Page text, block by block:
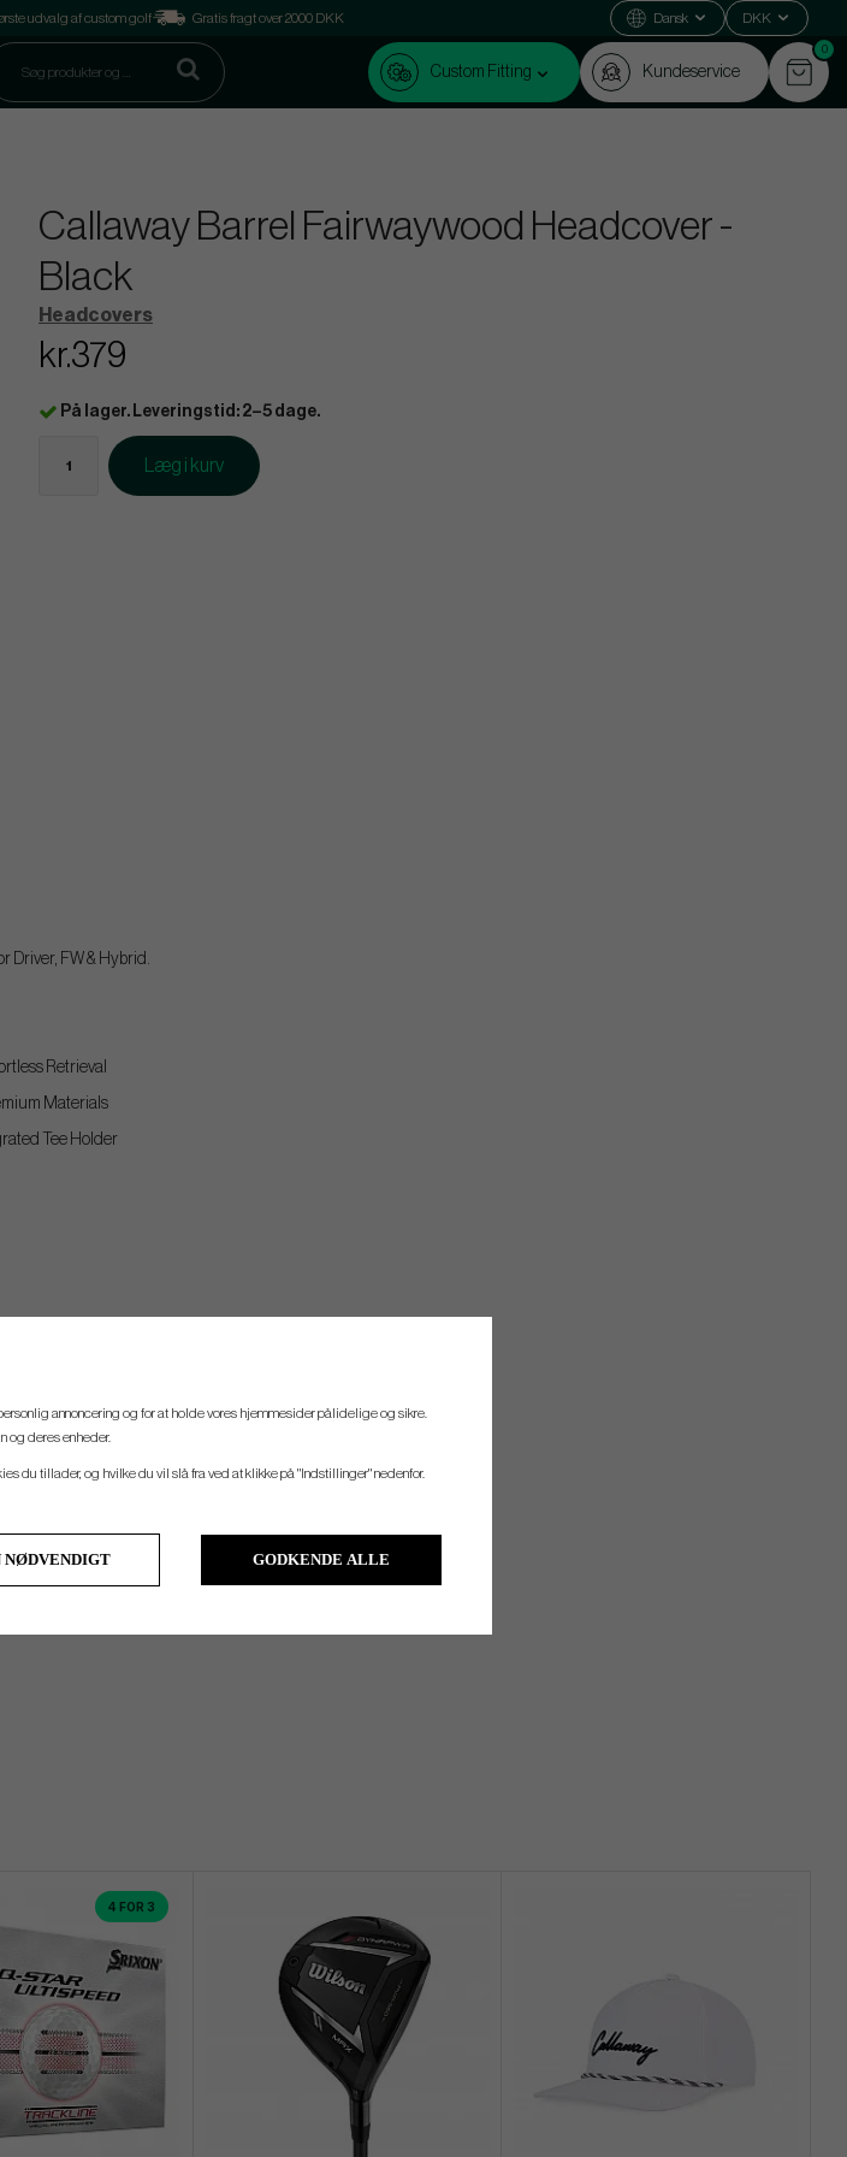
udvalg af custom golf Gratis fragt over 2000 DKK Dansk DKK
Custom Fitting Kundeservice
0
Callaway Barrel Fairwaywood Headcover -
Black
Headcovers
kr.379
På lager. Leveringstid: 2–5 dage.
Læg i kurv
Driver, FW & Hybrid.
Retrieval
Materials
Tee Holder
4 FOR 3
annoncering og for at holde vores hjemmesider pålidelige og sikre.
og deres enheder.
du tillader, og hvilke du vil slå fra ved at klikke på "Indstillinger" nedenfor.
NØDVENDIGT GODKENDE ALLE